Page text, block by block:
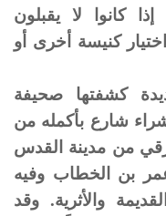
كانوا لا يقبلون
كنيسة أخرى أو
كشفتها صحيفة
شارع بأكمله من
من مدينة القدس
بن الخطاب وفيه
والأثرية. وقد